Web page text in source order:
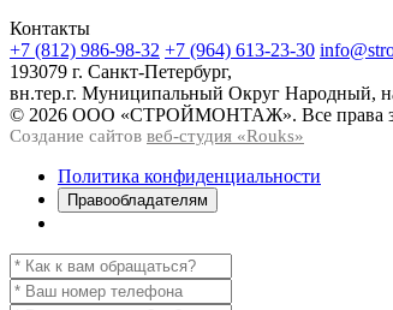
Контакты
+7 (812) 986-98-32 +7 (964) 613-23-30
193079 г. Санкт-Петербург,
вн.тер.г. Муниципальный Округ Народный,
© 2026 ООО «СТРОЙМОНТАЖ». Все права
Создание сайтов веб-студия «Rouks»
Политика конфиденциальности
Правообладателям